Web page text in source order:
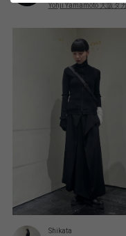
Yohji Yamamoto 大阪タ
Shikata